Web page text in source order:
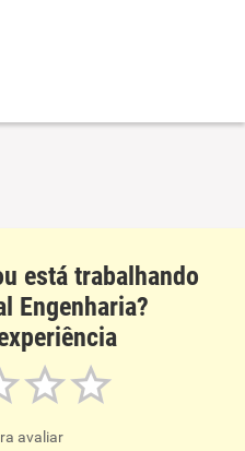
está trabalhando
Engenharia?
avaliar